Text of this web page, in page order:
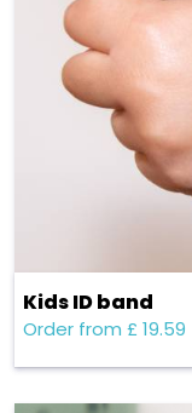
Kids ID band
Order from £ 19.59